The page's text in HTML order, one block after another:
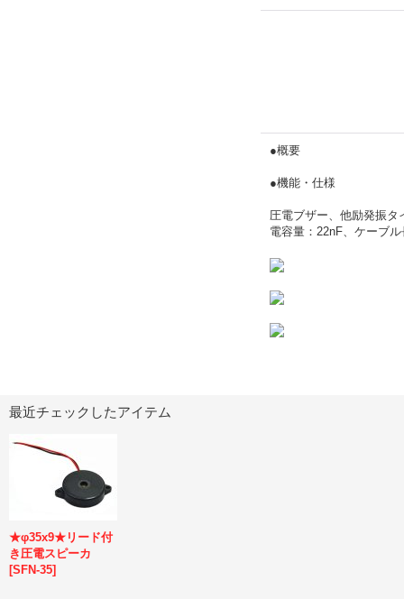
●概要
●機能・仕様
圧電ブザー、他励発振タ
電容量：22nF、ケーブ
最近チェックしたアイテム
★φ35x9★リード付
き圧電スピーカ
[SFN-35]